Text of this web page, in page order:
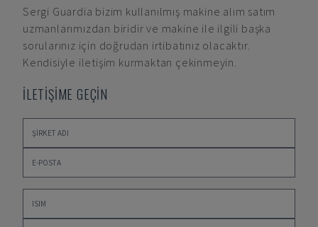
Sergi Guardia bizim kullanılmış makine alım satım
uzmanlarımızdan biridir ve makine ile ilgili başka
sorularınız için doğrudan irtibatınız olacaktır.
Kendisiyle iletişim kurmaktan çekinmeyin.
İLETİŞİME GEÇİN